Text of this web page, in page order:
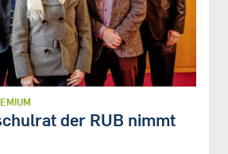
der RUB nimmt